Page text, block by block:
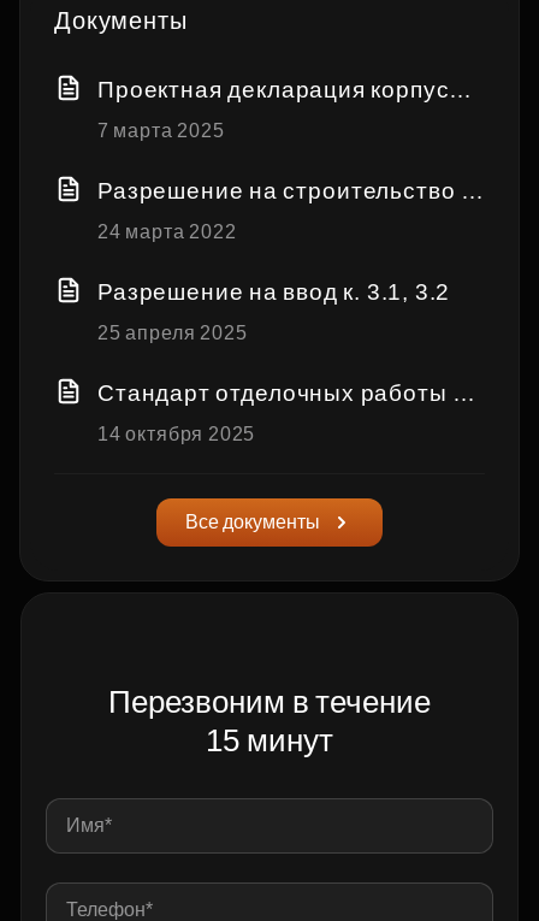
Документы
Проектная декларация корпуса
3.1, 3.2
7 марта 2025
Разрешение на строительство к
орпуса 3.1, 3.2
24 марта 2022
Разрешение на ввод к. 3.1, 3.2
25 апреля 2025
Стандарт отделочных работы н
а объектах Застройщика
14 октября 2025
Все документы
Перезвоним в течение
15 минут